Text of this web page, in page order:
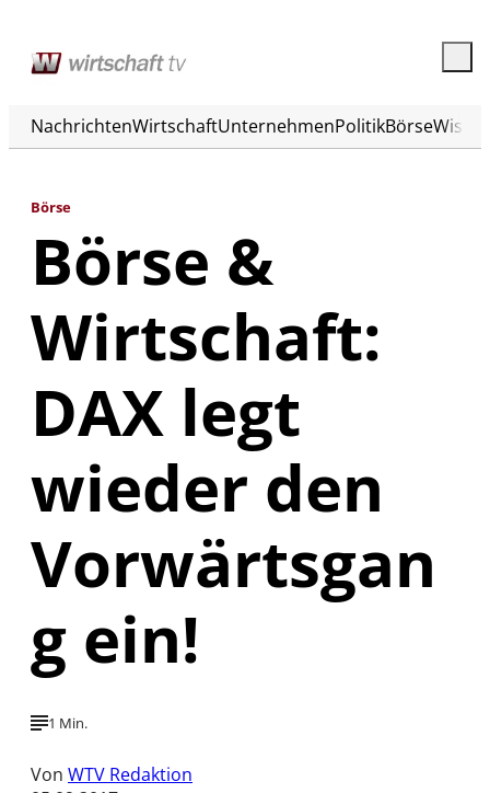
NachrichtenWirtschaftUnternehmenPolitikBörse
Börse
Börse &
Wirtschaft:
DAX legt
wieder den
Vorwärtsgan
g ein!
1 Min.
Von WTV Redaktion